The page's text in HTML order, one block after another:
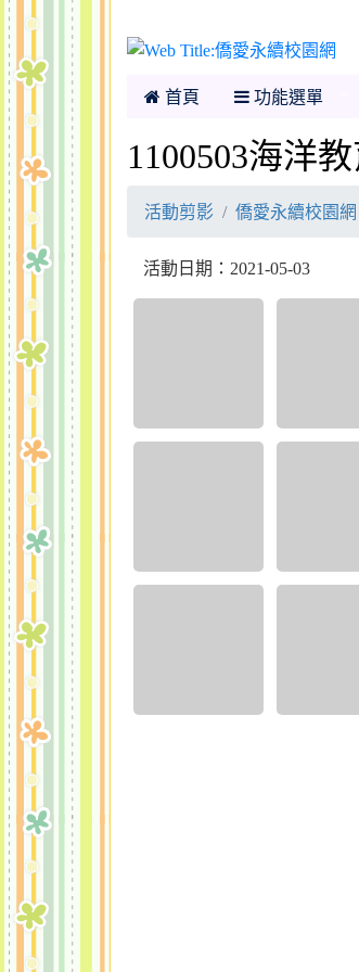
首頁 功能選單
1100503海洋
活動剪影 僑愛永續校園網
活動日期：2021-05-03